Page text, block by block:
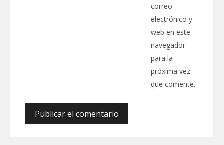
correo
electrónico y
web en este
navegador
para la
próxima vez
que comente.